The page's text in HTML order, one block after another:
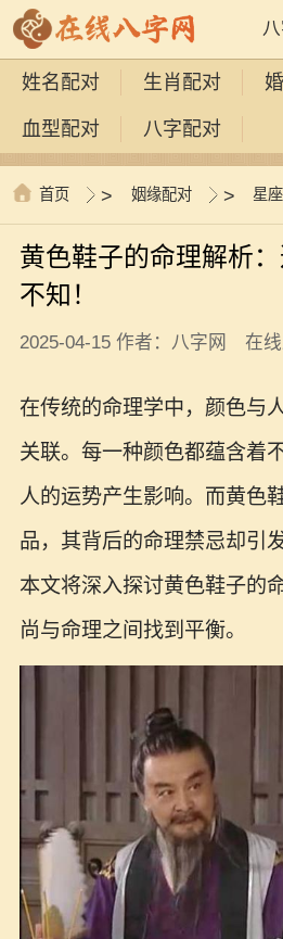
姓名配对 生肖配对
血型配对 八字配对
首页 > 姻缘配对 > 星
黄色鞋子的命理解析
不知！
2025-04-15 作者：八字网 在线
在传统的命理学中，颜色与
关联。每一种颜色都蕴含着
人的运势产生影响。而黄色
品，其背后的命理禁忌却引
本文将深入探讨黄色鞋子的
尚与命理之间找到平衡。